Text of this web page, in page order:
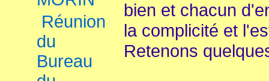
Réunion
du
Bureau
bien et chacun
la complicité et
Retenons